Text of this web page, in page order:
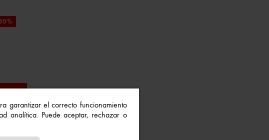
garantizar el correcto funcionamiento
analítica. Puede aceptar, rechazar o